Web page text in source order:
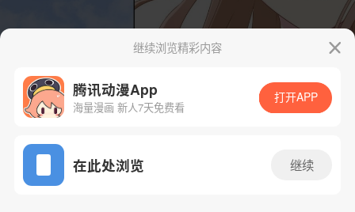
App免费看
继续浏览精彩内容
腾讯动漫App
海量漫画 新人7天免费看
打开APP
在此处浏览 继续